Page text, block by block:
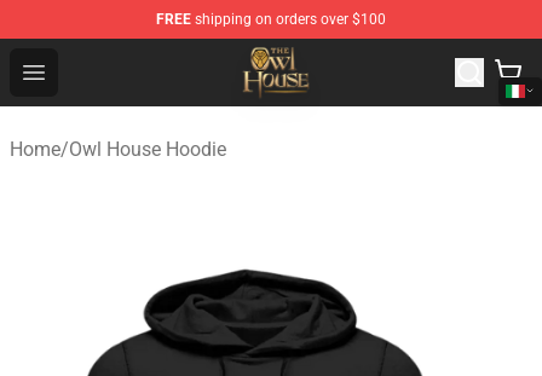
FREE shipping on orders over $100
Open menu
The Owl House Store - Official The Owl House
Home/Owl House Hoodie